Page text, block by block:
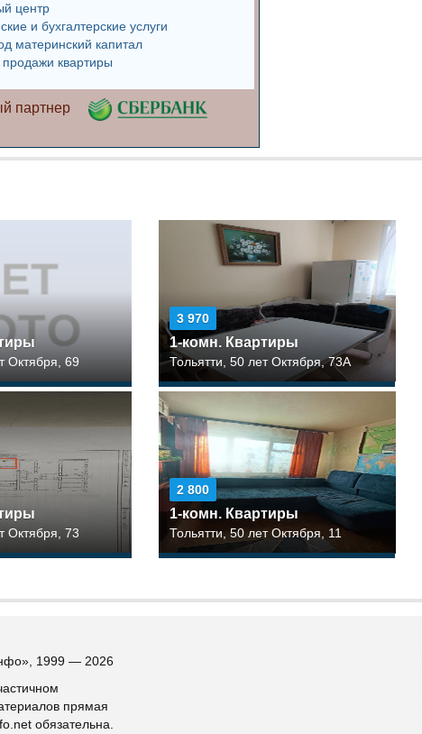
центр
и бухгалтерские услуги
материнский капитал
квартиры
партнер
Октября, 69
3 970
1-комн. Квартиры
Тольятти, 50 лет Октября, 73А
Октября, 73
2 800
1-комн. Квартиры
Тольятти, 50 лет Октября, 11
1999 — 2026
прямая
обязательна.